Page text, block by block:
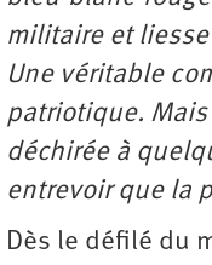
militaire et
Une véritable
patriotique. Mais
déchirée à
entrevoir que la
Dès le défilé du